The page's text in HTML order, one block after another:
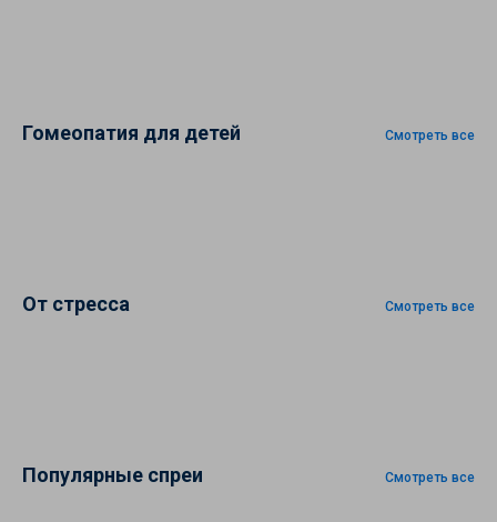
Гомеопатия для детей Смотреть все
От стресса Смотреть все
Популярные спреи Смотреть все